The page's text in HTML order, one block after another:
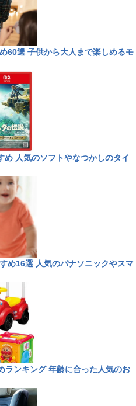
60選 子供から大人まで楽しめるモ
人気のソフトやなつかしのタイ
め16選 人気のパナソニックやスマ
ランキング 年齢に合った人気のお